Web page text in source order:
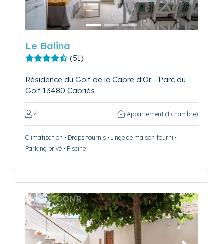
Le Balina
(51)
Résidence du Golf de la Cabre d'Or - Parc du
Golf 13480 Cabriès
4 Appartement (1 chambre)
Climatisation • Draps fournis • Linge de maison fourni •
Parking privé • Piscine